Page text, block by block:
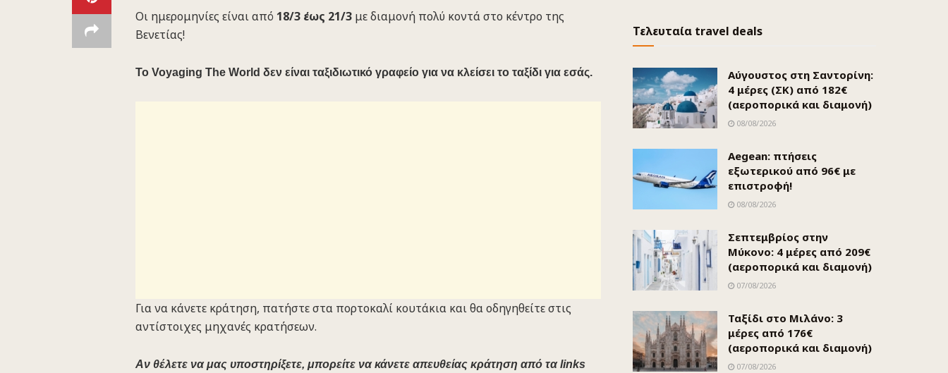
Οι ημερομηνίες είναι από 18/3 έως 21/3 με διαμονή πολύ κοντά στο κέντρο της
Βενετίας!
To Voyaging The World δεν είναι ταξιδιωτικό γραφείο για να κλείσει το ταξίδι για εσάς.
Για να κάνετε κράτηση, πατήστε στα πορτοκαλί κουτάκια και θα οδηγηθείτε στις
αντίστοιχες μηχανές κρατήσεων.
Αν θέλετε να μας υποστηρίξετε, μπορείτε να κάνετε απευθείας κράτηση από τα links
Τελευταία travel deals
Αύγουστος στη Σαντορίνη:
4 μέρες (ΣΚ) από 182€
(αεροπορικά και διαμονή)
08/08/2026
Aegean: πτήσεις
εξωτερικού από 96€ με
επιστροφή!
08/08/2026
Σεπτεμβρίος στην
Μύκονο: 4 μέρες από 209€
(αεροπορικά και διαμονή)
07/08/2026
Ταξίδι στο Μιλάνο: 3
μέρες από 176€
(αεροπορικά και διαμονή)
07/08/2026